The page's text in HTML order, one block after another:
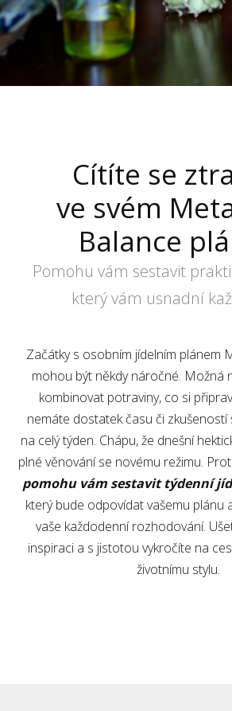
Cítíte se
ve svém
Balance
Pomohu vám sestavit
který vám usnadní
Začátky s osobním jídelním plánem
mohou být někdy náročné. Možná
kombinovat potraviny, co si
nemáte dostatek času či zkušeností
na celý týden. Chápu, že dnešní
plné věnování se novému režimu.
pomohu vám sestavit týdenní
který bude odpovídat vašemu plánu
vaše každodenní rozhodování.
inspiraci a s jistotou vykročíte na
životnímu stylu.